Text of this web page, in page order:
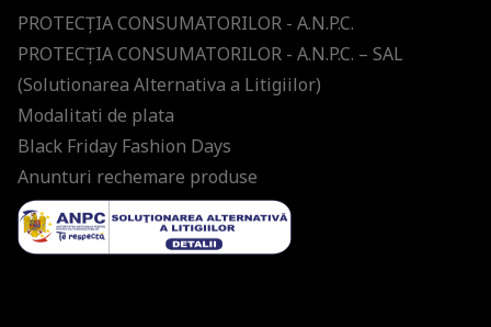
PROTECŢIA CONSUMATORILOR - A.N.P.C.
PROTECŢIA CONSUMATORILOR - A.N.P.C. – SAL
(Solutionarea Alternativa a Litigiilor)
Modalitati de plata
Black Friday Fashion Days
Anunturi rechemare produse